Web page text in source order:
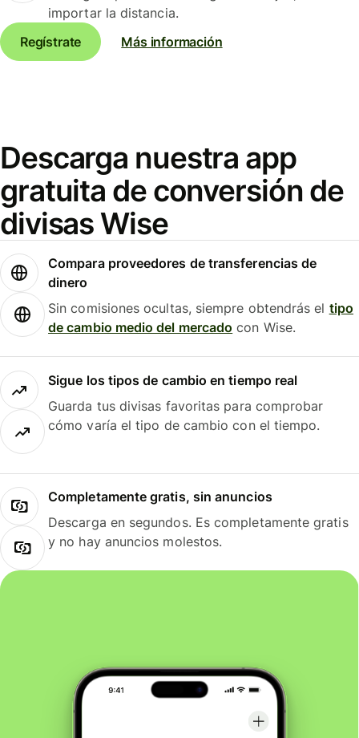
importar la distancia.
Regístrate
Más información
Descarga nuestra app
gratuita de conversión de
divisas Wise
Compara proveedores de transferencias de
dinero
Sin comisiones ocultas, siempre obtendrás el tipo
de cambio medio del mercado con Wise.
Sigue los tipos de cambio en tiempo real
Guarda tus divisas favoritas para comprobar
cómo varía el tipo de cambio con el tiempo.
Completamente gratis, sin anuncios
Descarga en segundos. Es completamente gratis
y no hay anuncios molestos.